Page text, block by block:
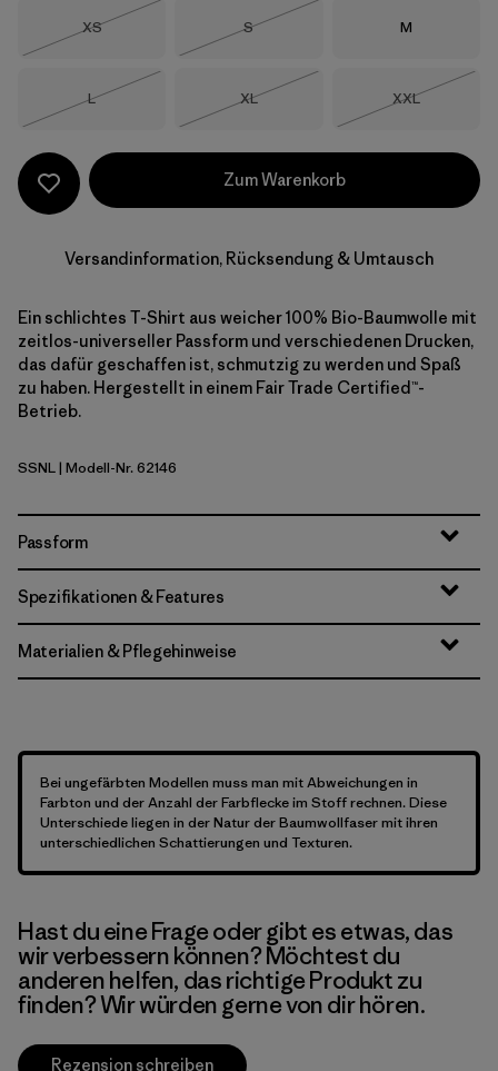
Größe
XS
Größe
S
Größe
M
Größe
L
Größe
XL
Größe
XXL
Zum Warenkorb
Versandinformation, Rücksendung & Umtausch
Ein schlichtes T-Shirt aus weicher 100% Bio-Baumwolle mit
zeitlos-universeller Passform und verschiedenen Drucken,
das dafür geschaffen ist, schmutzig zu werden und Spaß
zu haben. Hergestellt in einem Fair Trade Certified™-
Betrieb.
Swelldrifter Stripe: Undyed Natural
SSNL| Modell-Nr. 62146
Passform
Spezifikationen & Features
Materialien & Pflegehinweise
Bei ungefärbten Modellen muss man mit Abweichungen in
Farbton und der Anzahl der Farbflecke im Stoff rechnen. Diese
Unterschiede liegen in der Natur der Baumwollfaser mit ihren
unterschiedlichen Schattierungen und Texturen.
Hast du eine Frage oder gibt es etwas, das
wir verbessern können? Möchtest du
anderen helfen, das richtige Produkt zu
finden? Wir würden gerne von dir hören.
Rezension schreiben